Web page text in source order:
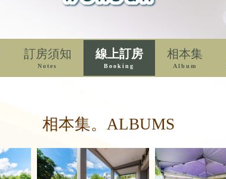
訂房須知
Notes
線上訂房
Booking
相本集
Album
相本集。ALBUMS